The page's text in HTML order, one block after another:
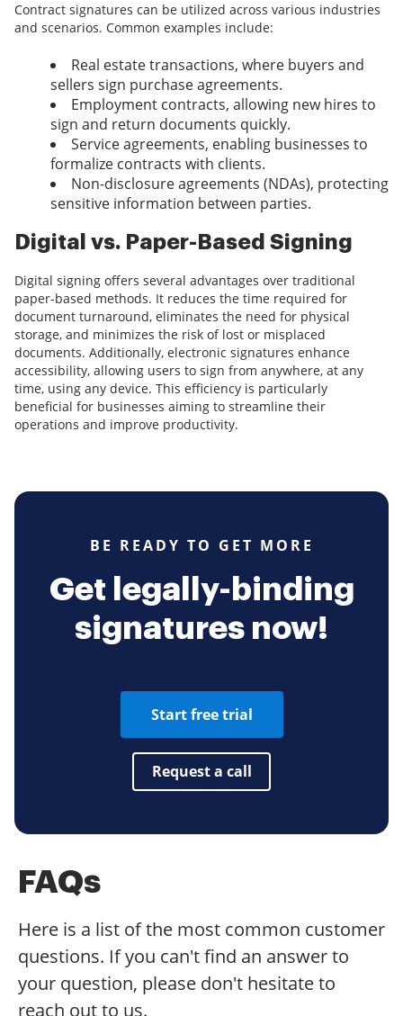
Contract signatures can be utilized across various industries
and scenarios. Common examples include:
Real estate transactions, where buyers and
sellers sign purchase agreements.
Employment contracts, allowing new hires to
sign and return documents quickly.
Service agreements, enabling businesses to
formalize contracts with clients.
Non-disclosure agreements (NDAs), protecting
sensitive information between parties.
Digital vs. Paper-Based Signing
Digital signing offers several advantages over traditional
paper-based methods. It reduces the time required for
document turnaround, eliminates the need for physical
storage, and minimizes the risk of lost or misplaced
documents. Additionally, electronic signatures enhance
accessibility, allowing users to sign from anywhere, at any
time, using any device. This efficiency is particularly
beneficial for businesses aiming to streamline their
operations and improve productivity.
BE READY TO GET MORE
Get legally-binding
signatures now!
Start free trial
Request a call
FAQs
Here is a list of the most common customer
questions. If you can't find an answer to
your question, please don't hesitate to
reach out to us.